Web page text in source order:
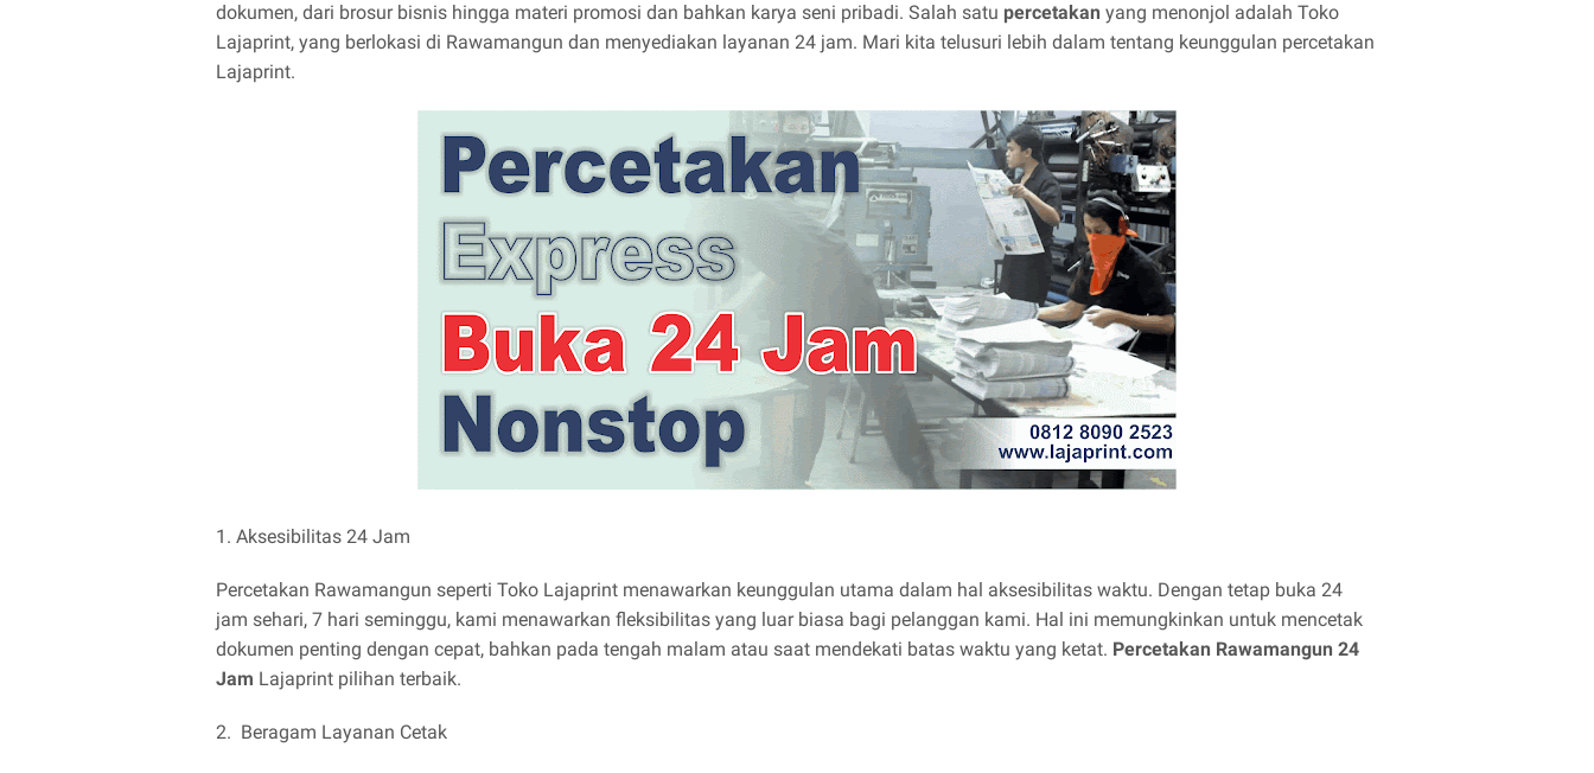
dokumen, dari brosur bisnis hingga materi promosi dan bahkan karya seni pribadi. Salah satu percetakan yang menonjol adalah Toko
Lajaprint, yang berlokasi di Rawamangun dan menyediakan layanan 24 jam. Mari kita telusuri lebih dalam tentang keunggulan percetakan
Lajaprint.
1. Aksesibilitas 24 Jam
Percetakan Rawamangun seperti Toko Lajaprint menawarkan keunggulan utama dalam hal aksesibilitas waktu. Dengan tetap buka 24
jam sehari, 7 hari seminggu, kami menawarkan fleksibilitas yang luar biasa bagi pelanggan kami. Hal ini memungkinkan untuk mencetak
dokumen penting dengan cepat, bahkan pada tengah malam atau saat mendekati batas waktu yang ketat. Percetakan Rawamangun 24
Jam Lajaprint pilihan terbaik.
2. Beragam Layanan Cetak